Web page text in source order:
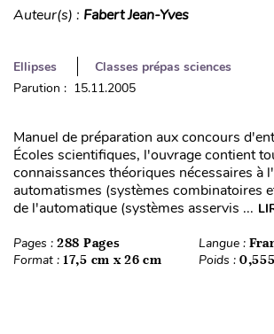
Auteur(s) : Fabert Jean-Yves
Ellipses
Classes prépas sciences
Parution : 15.11.2005
Manuel de préparation aux concours
Écoles scientifiques, l'ouvrage contient
connaissances théoriques nécessaires à
automatismes (systèmes combinatoires
de l'automatique (systèmes asservis ...
Pages : 288 Pages Langue :
Format : 17,5 cm x 26 cm Poids :